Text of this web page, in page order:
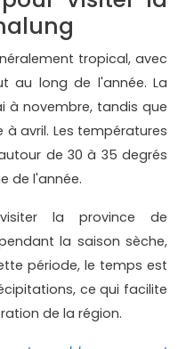
tropical, avec
au long de l'année. La
à novembre, tandis que
avril. Les températures
de 30 à 35 degrés
de l'année.
la province de
la saison sèche,
période, le temps est
ce qui facilite
de la région.